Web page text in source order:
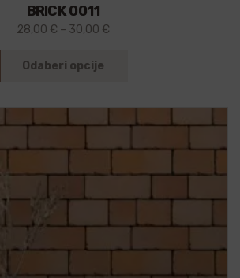
BRICK 0011
28,00 € – 30,00 €
Odaberi opcije